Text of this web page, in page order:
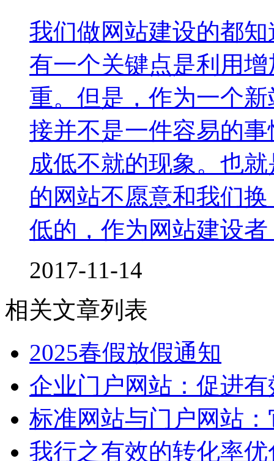
我们做网站建设的都
有一个关键点是利用
重。但是，作为一个
接并不是一件容易的
成低不就的现象。也
的网站不愿意和我们
低的，作为网站建设
2017-11-14
相关文章列表
2025春假放假通知
企业门户网站：促进
标准网站与门户网站
我行之有效的转化率